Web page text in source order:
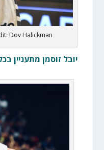
Dov Halickman
יובל זוסמן מתעניין